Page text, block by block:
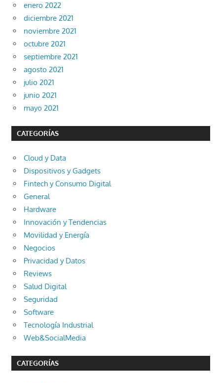
enero 2022
diciembre 2021
noviembre 2021
octubre 2021
septiembre 2021
agosto 2021
julio 2021
junio 2021
mayo 2021
CATEGORÍAS
Cloud y Data
Dispositivos y Gadgets
Fintech y Consumo Digital
General
Hardware
Innovación y Tendencias
Movilidad y Energía
Negocios
Privacidad y Datos
Reviews
Salud Digital
Seguridad
Software
Tecnología Industrial
Web&SocialMedia
CATEGORÍAS